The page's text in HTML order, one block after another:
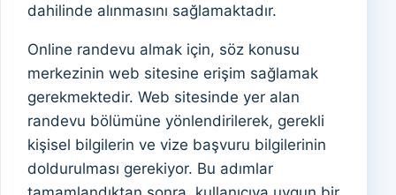
dahilinde alınmasını sağlamaktadır.
Online randevu almak için, söz konusu
merkezinin web sitesine erişim sağlamak
gerekmektedir. Web sitesinde yer alan
randevu bölümüne yönlendirilerek, gerekli
kişisel bilgilerin ve vize başvuru bilgilerinin
doldurulması gerekiyor. Bu adımlar